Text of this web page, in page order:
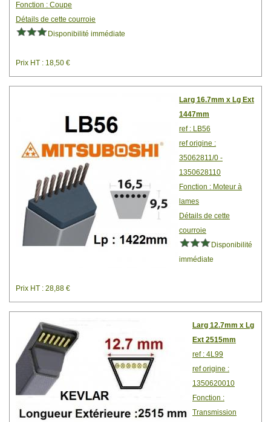
Fonction : Coupe
Détails de cette courroie
Disponibilité immédiate
Prix HT : 18,50 €
Larg 16.7mm x Lg Ext
1447mm
ref : LB56
ref origine :
35062811/0 -
1350628110
Fonction : Moteur à
lames
Détails de cette
courroie
Disponibilité
immédiate
Prix HT : 28,88 €
Larg 12.7mm x Lg
Ext 2515mm
ref : 4L99
ref origine :
1350620010
Fonction :
Transmission